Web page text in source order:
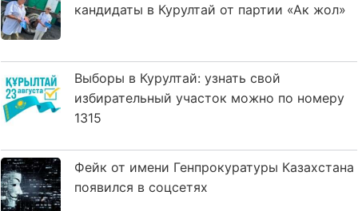
кандидаты в Курултай от партии «Ак жол»
Выборы в Курултай: узнать свой
избирательный участок можно по номеру
1315
Фейк от имени Генпрокуратуры Казахстана
появился в соцсетях